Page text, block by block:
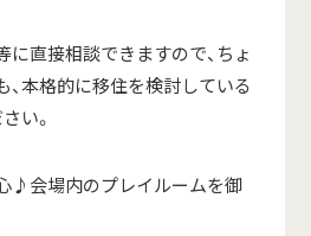
直接相談できますので、ちょ
、本格的に移住を検討している
い。
♪会場内のプレイルームを御